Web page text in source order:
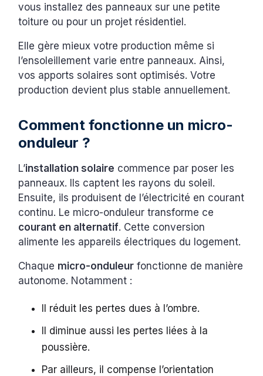
vous installez des panneaux sur une petite
toiture ou pour un projet résidentiel.
Elle gère mieux votre production même si
l’ensoleillement varie entre panneaux. Ainsi,
vos apports solaires sont optimisés. Votre
production devient plus stable annuellement.
Comment fonctionne un micro-
onduleur ?
L’installation solaire commence par poser les
panneaux. Ils captent les rayons du soleil.
Ensuite, ils produisent de l’électricité en courant
continu. Le micro-onduleur transforme ce
courant en alternatif. Cette conversion
alimente les appareils électriques du logement.
Chaque micro-onduleur fonctionne de manière
autonome. Notamment :
Il réduit les pertes dues à l’ombre.
Il diminue aussi les pertes liées à la
poussière.
Par ailleurs, il compense l’orientation